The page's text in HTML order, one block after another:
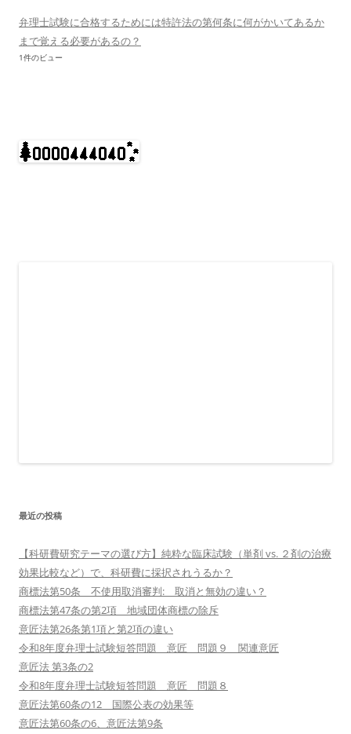
弁理士試験に合格するためには特許法の第何条に何がかいてあるか
まで覚える必要があるの？
1件のビュー
最近の投稿
【科研費研究テーマの選び方】純粋な臨床試験（単剤 vs. ２剤の治療
効果比較など）で、科研費に採択されうるか？
商標法第50条 不使用取消審判: 取消と無効の違い？
商標法第47条の第2項 地域団体商標の除斥
意匠法第26条第1項と第2項の違い
令和8年度弁理士試験短答問題 意匠 問題９ 関連意匠
意匠法 第3条の2
令和8年度弁理士試験短答問題 意匠 問題８
意匠法第60条の12 国際公表の効果等
意匠法第60条の6、意匠法第9条